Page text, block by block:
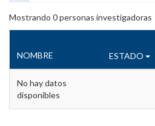
Mostrando 0personas investigadoras
NOMBRE ESTADO
No hay datos
disponibles